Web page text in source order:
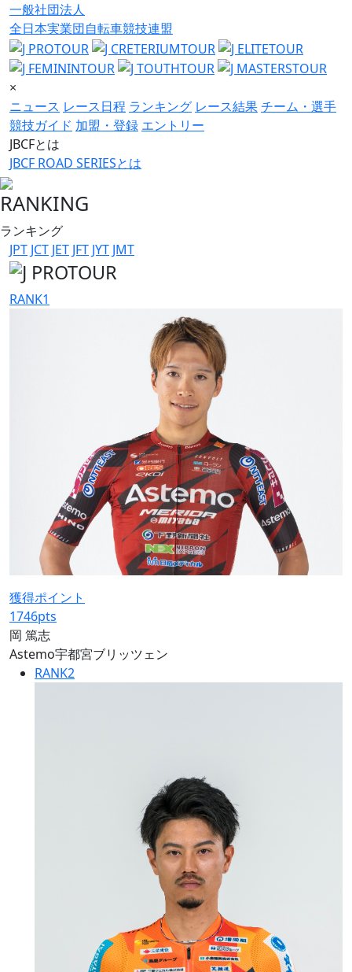
一般社団法人
全日本実業団自転車競技連盟
×
ニュース レース日程 ランキング レース結果チーム・選手
競技ガイド 加盟・登録 エントリー
JBCFとは
JBCF ROAD SERIESとは
RANKING
ランキング
JPT JCT JET JFT JYT JMT
RANK1
獲得ポイント
1746pts
岡 篤志
Astemo宇都宮ブリッツェン
RANK2